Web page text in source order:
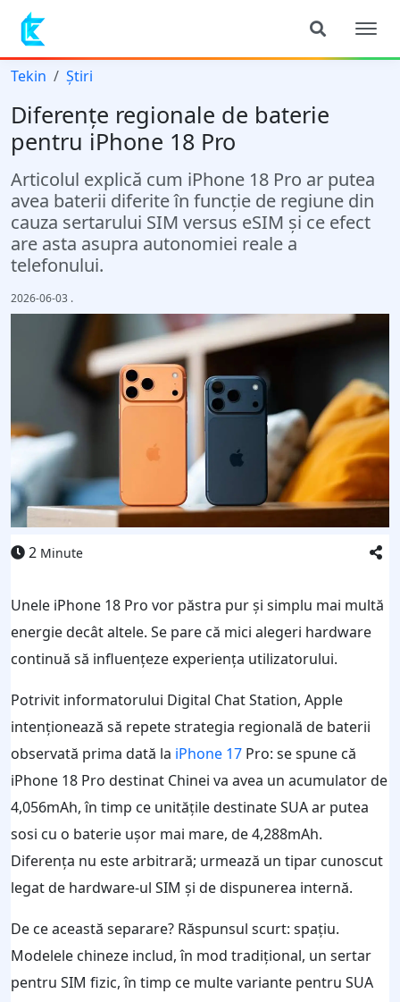
Tekin Știri
Diferențe regionale de baterie
pentru iPhone 18 Pro
Articolul explică cum iPhone 18 Pro ar putea
avea baterii diferite în funcție de regiune din
cauza sertarului SIM versus eSIM și ce efect
are asta asupra autonomiei reale a
telefonului.
2026-06-03 .
2 Minute
Unele iPhone 18 Pro vor păstra pur și simplu mai multă
energie decât altele. Se pare că mici alegeri hardware
continuă să influențeze experiența utilizatorului.
Potrivit informatorului Digital Chat Station, Apple
intenționează să repete strategia regională de baterii
observată prima dată la iPhone 17 Pro: se spune că
iPhone 18 Pro destinat Chinei va avea un acumulator de
4,056mAh, în timp ce unitățile destinate SUA ar putea
sosi cu o baterie ușor mai mare, de 4,288mAh.
Diferența nu este arbitrară; urmează un tipar cunoscut
legat de hardware-ul SIM și de dispunerea internă.
De ce această separare? Răspunsul scurt: spațiu.
Modelele chineze includ, în mod tradițional, un sertar
pentru SIM fizic, în timp ce multe variante pentru SUA